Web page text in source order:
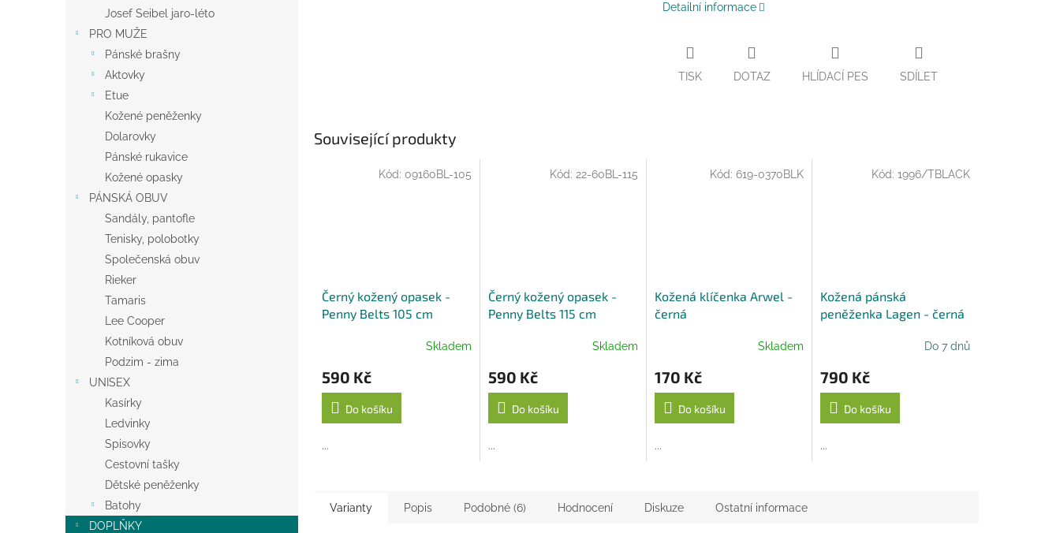
Josef Seibel jaro-léto
PRO MUŽE
Pánské brašny
Aktovky
Etue
Kožené peněženky
Dolarovky
Pánské rukavice
Kožené opasky
PÁNSKÁ OBUV
Sandály, pantofle
Tenisky, polobotky
Společenská obuv
Rieker
Tamaris
Lee Cooper
Kotníková obuv
Podzim - zima
UNISEX
Kasírky
Ledvinky
Spisovky
Cestovní tašky
Dětské peněženky
Batohy
DOPLŇKY
Detailní informace
TISK DOTAZ HLÍDACÍ PES SDÍLET
Související produkty
Černý kožený opasek -
Penny Belts 105 cm
Skladem
590 Kč
Do košíku
...
Kód: 09160BL-105
Černý kožený opasek -
Penny Belts 115 cm
Skladem
590 Kč
Do košíku
...
Kód: 22-60BL-115
Kožená klíčenka Arwel -
černá
Skladem
170 Kč
Do košíku
...
Kód:619-0370BLK
Kožená pánská
peněženka Lagen - černá
Do 7 dnů
790 Kč
Do košíku
...
Kód: 1996/TBLACK
Varianty Popis Podobné (6) Hodnocení Diskuze Ostatní informace